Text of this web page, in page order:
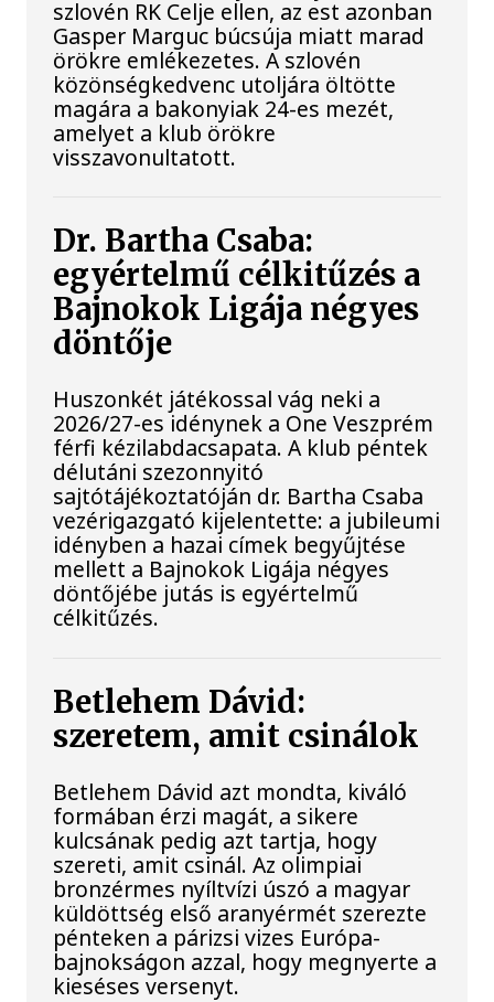
szlovén RK Celje ellen, az est azonban
Gasper Marguc búcsúja miatt marad
örökre emlékezetes. A szlovén
közönségkedvenc utoljára öltötte
magára a bakonyiak 24-es mezét,
amelyet a klub örökre
visszavonultatott.
Dr. Bartha Csaba:
egyértelmű célkitűzés a
Bajnokok Ligája négyes
döntője
Huszonkét játékossal vág neki a
2026/27-es idénynek a One Veszprém
férfi kézilabdacsapata. A klub péntek
délutáni szezonnyitó
sajtótájékoztatóján dr. Bartha Csaba
vezérigazgató kijelentette: a jubileumi
idényben a hazai címek begyűjtése
mellett a Bajnokok Ligája négyes
döntőjébe jutás is egyértelmű
célkitűzés.
Betlehem Dávid:
szeretem, amit csinálok
Betlehem Dávid azt mondta, kiváló
formában érzi magát, a sikere
kulcsának pedig azt tartja, hogy
szereti, amit csinál. Az olimpiai
bronzérmes nyíltvízi úszó a magyar
küldöttség első aranyérmét szerezte
pénteken a párizsi vizes Európa-
bajnokságon azzal, hogy megnyerte a
kieséses versenyt.